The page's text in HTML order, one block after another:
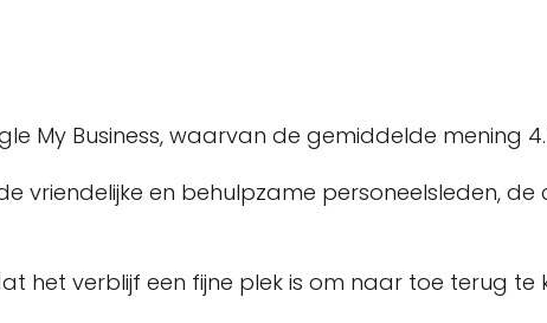
My Business, waarvan de gemiddelde mening
vriendelijke en behulpzame personeelsleden,
het verblijf een fijne plek is om naar toe terug te